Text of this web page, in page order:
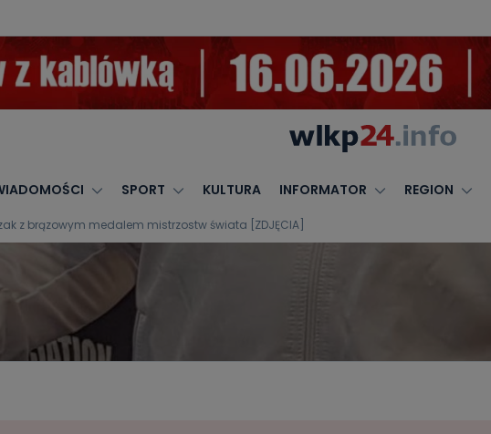
SPORT KULTURA INFORMATOR REGION
z brązowym medalem mistrzostw świata [ZDJĘCIA]